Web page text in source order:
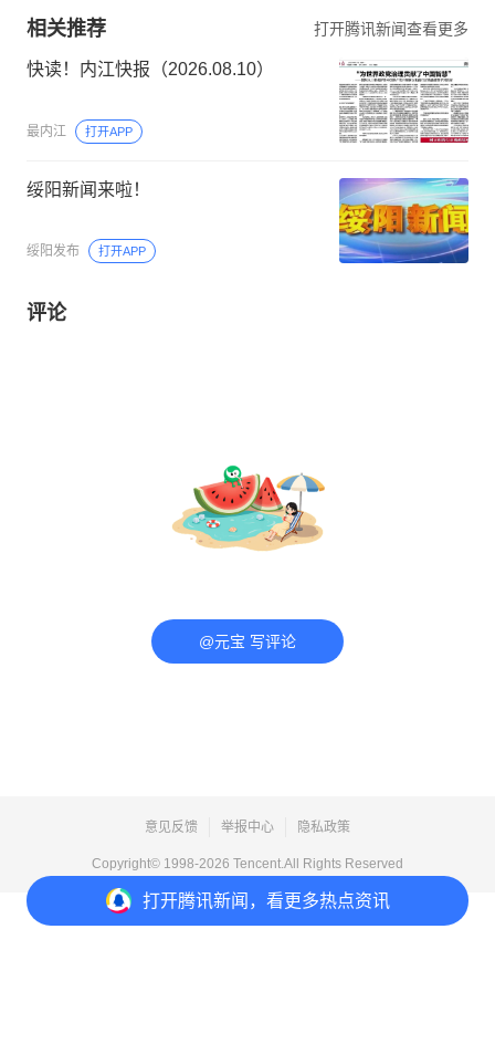
打开腾讯新闻，看更多热点资讯
相关推荐 打开腾讯新闻查看更多
快读！内江快报（2026.08.10）
最内江 打开APP
绥阳新闻来啦！
绥阳发布 打开APP
评论
@元宝 写评论
意见反馈 举报中心 隐私政策
Copyright© 1998-2026 Tencent.All Rights Reserved